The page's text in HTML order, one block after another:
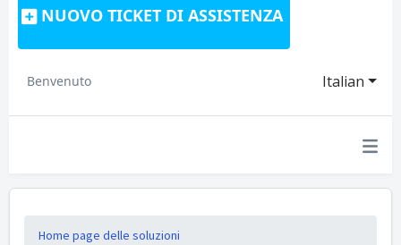
NUOVO TICKET DI ASSISTENZA
Italian
Benvenuto
Home page delle soluzioni